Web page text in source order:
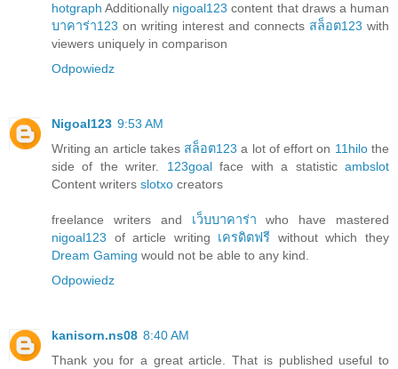
hotgraph Additionally nigoal123 content that draws a human
บาคาร่า123 on writing interest and connects สล็อต123 with
viewers uniquely in comparison
Odpowiedz
Nigoal123 9:53 AM
Writing an article takes สล็อต123 a lot of effort on 11hilothe
side of the writer. 123goalface with a statisticambslot
Content writers slotxo creators
freelance writers and เว็บบาคาร่า who have mastered
nigoal123 of article writing เครดิตฟรี without which they
Dream Gaming would not be able to any kind.
Odpowiedz
kanisorn.ns08 8:40 AM
Thank you for a great article. That is published useful to